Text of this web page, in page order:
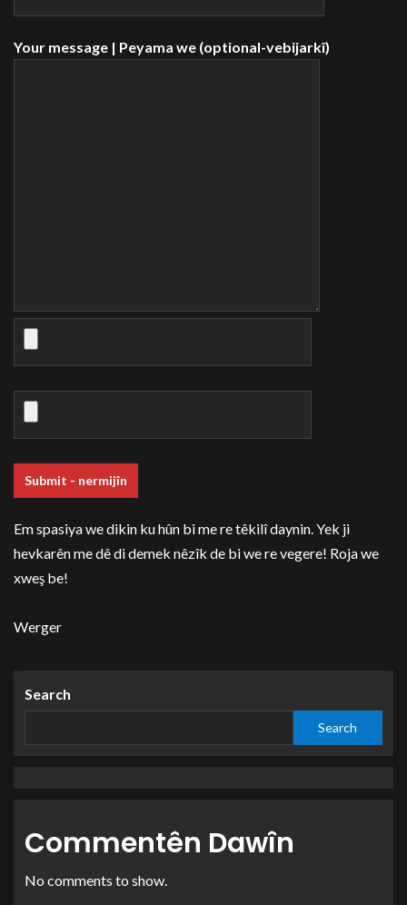
Your message | Peyama we (optional-vebijarkî)
Em spasiya we dikin ku hûn bi me re têkilî daynin. Yek ji
hevkarên me dê di demek nêzîk de bi we re vegere! Roja we
xweş be!
Werger
Search
Search
Commentên Dawîn
No comments to show.